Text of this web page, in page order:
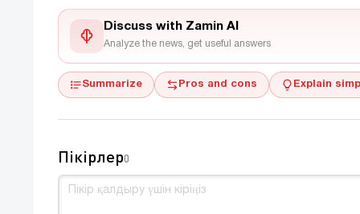
Discuss with Zamin AI
Analyze the news, get useful answers
Summarize Pros and cons Explain
Пікірлер0